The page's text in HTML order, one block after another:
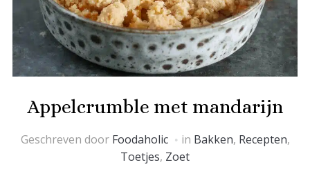
Appelcrumble met mandarijn
Geschreven door Foodaholic in Bakken, Recepten,
Toetjes, Zoet